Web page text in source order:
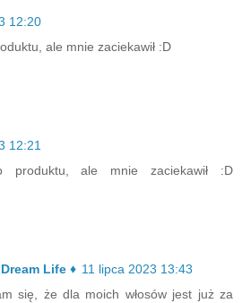
12:20
ale mnie zaciekawił :D
12:21
produktu, ale mnie zaciekawił :D
Life ♦ 11 lipca 2023 13:43
się, że dla moich włosów jest już za